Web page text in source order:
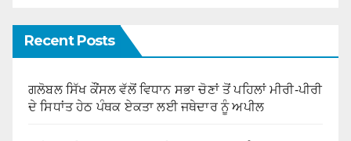
Recent Posts
ਗਲੋਬਲ ਸਿੱਖ ਕੌਂਸਲ ਵੱਲੋਂ ਵਿਧਾਨ ਸਭਾ ਚੋਣਾਂ ਤੋਂ ਪਹਿਲਾਂ ਮੀਰੀ-ਪੀਰੀ
ਦੇ ਸਿਧਾਂਤ ਹੇਠ ਪੰਥਕ ਏਕਤਾ ਲਈ ਜਥੇਦਾਰ ਨੂੰ ਅਪੀਲ